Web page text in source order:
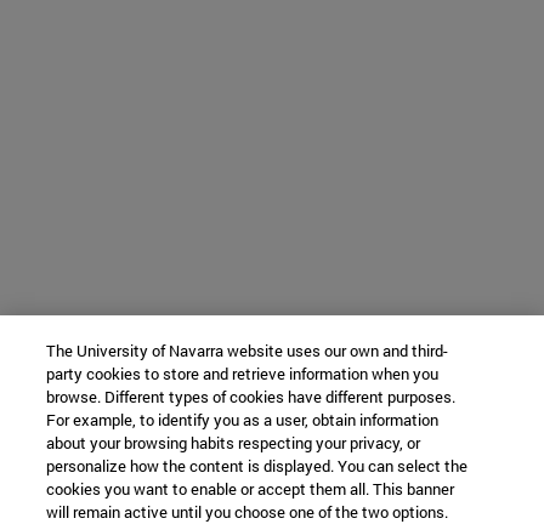
The University of Navarra website uses our own and third-
party cookies to store and retrieve information when you
browse. Different types of cookies have different purposes.
For example, to identify you as a user, obtain information
about your browsing habits respecting your privacy, or
personalize how the content is displayed. You can select the
cookies you want to enable or accept them all. This banner
will remain active until you choose one of the two options.